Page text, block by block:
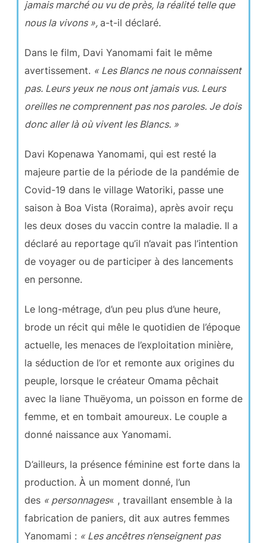
jamais marché ou vu de près, la réalité telle que
nous la vivons », a-t-il déclaré.
Dans le film, Davi Yanomami fait le même
avertissement. « Les Blancs ne nous connaissent
pas. Leurs yeux ne nous ont jamais vus. Leurs
oreilles ne comprennent pas nos paroles. Je dois
donc aller là où vivent les Blancs. »
Davi Kopenawa Yanomami, qui est resté la
majeure partie de la période de la pandémie de
Covid-19 dans le village Watoriki, passe une
saison à Boa Vista (Roraima), après avoir reçu
les deux doses du vaccin contre la maladie. Il a
déclaré au reportage qu’il n’avait pas l’intention
de voyager ou de participer à des lancements
en personne.
Le long-métrage, d’un peu plus d’une heure,
brode un récit qui mêle le quotidien de l’époque
actuelle, les menaces de l’exploitation minière,
la séduction de l’or et remonte aux origines du
peuple, lorsque le créateur Omama pêchait
avec la liane Thuëyoma, un poisson en forme de
femme, et en tombait amoureux. Le couple a
donné naissance aux Yanomami.
D’ailleurs, la présence féminine est forte dans la
production. À un moment donné, l’un
des « personnages« , travaillant ensemble à la
fabrication de paniers, dit aux autres femmes
Yanomami : « Les ancêtres n’enseignent pas